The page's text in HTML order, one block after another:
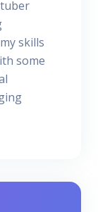
skills
some